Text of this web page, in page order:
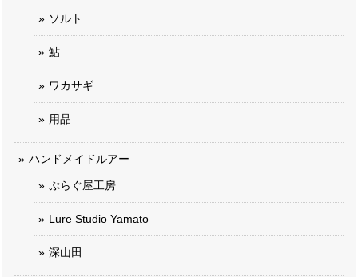
ソルト
鮎
ワカサギ
用品
ハンドメイドルアー
ぷらぐ屋工房
Lure Studio Yamato
深山田